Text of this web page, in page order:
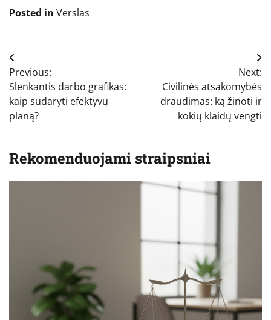
Posted in Verslas
Navigacija
tarp
įrašų
Previous:
Slenkantis darbo grafikas:
kaip sudaryti efektyvų
planą?
Next:
Civilinės atsakomybės
draudimas: ką žinoti ir
kokių klaidų vengti
Rekomenduojami straipsniai